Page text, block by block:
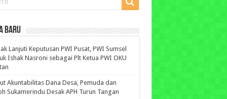
BARU
Lanjuti Keputusan PWI Pusat, PWI Sumsel
Ishak Nasroni sebagai Plt Ketua PWI OKU
Akuntabilitas Dana Desa, Pemuda dan
Sukamerindu Desak APH Turun Tangan